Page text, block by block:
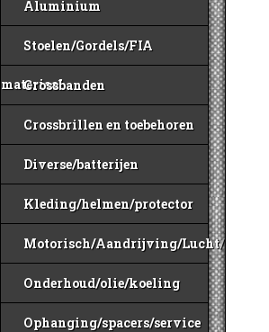
Aluminium
Stoelen/Gordels/FIA
materiaal
Crossbanden
Crossbrillen en toebehoren
Diverse/batterijen
Kleding/helmen/protector
Motorisch/Aandrijving/Lucht/Benzine
Onderhoud/olie/koeling
Ophanging/spacers/service